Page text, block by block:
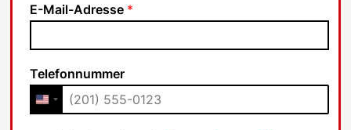
E-Mail-Adresse *
Telefonnummer